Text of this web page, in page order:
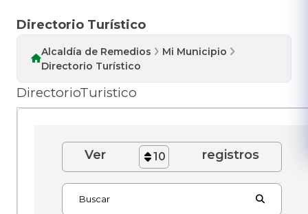
Directorio Turístico
Alcaldía de Remedios
Mi Municipio
Directorio Turístico
DirectorioTuristico
Ver 10 registros
Buscar